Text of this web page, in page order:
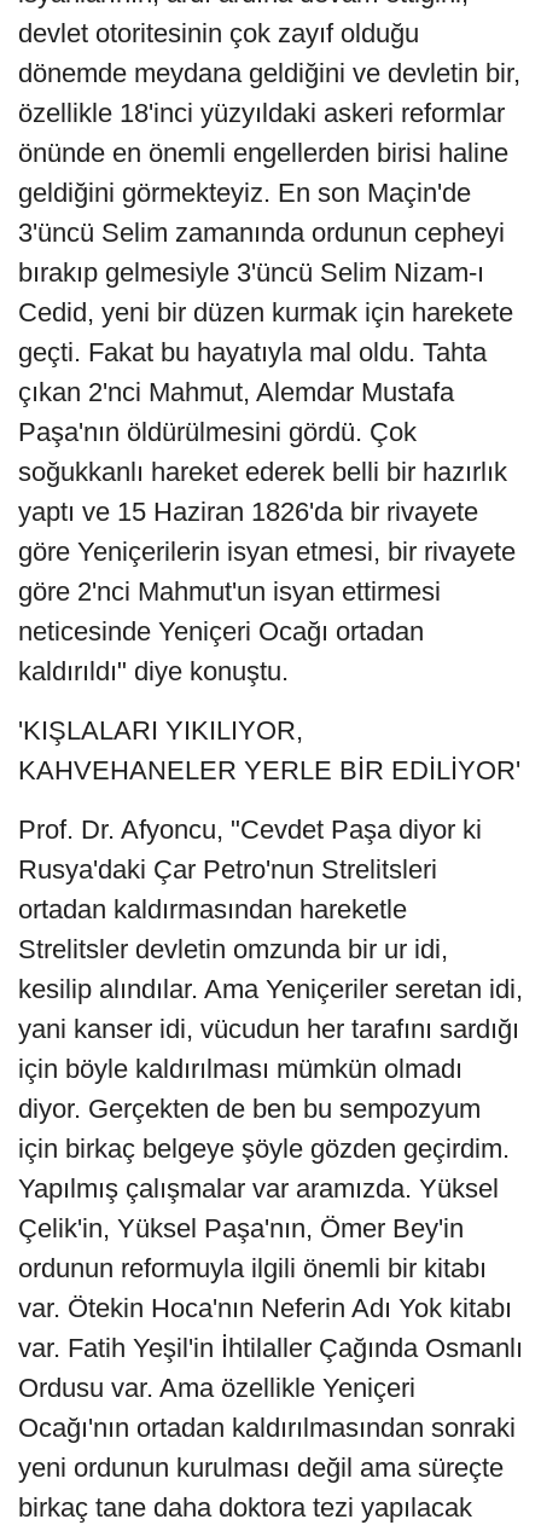
devlet otoritesinin çok zayıf olduğu
dönemde meydana geldiğini ve devletin bir,
özellikle 18'inci yüzyıldaki askeri reformlar
önünde en önemli engellerden birisi haline
geldiğini görmekteyiz. En son Maçin'de
3'üncü Selim zamanında ordunun cepheyi
bırakıp gelmesiyle 3'üncü Selim Nizam-ı
Cedid, yeni bir düzen kurmak için harekete
geçti. Fakat bu hayatıyla mal oldu. Tahta
çıkan 2'nci Mahmut, Alemdar Mustafa
Paşa'nın öldürülmesini gördü. Çok
soğukkanlı hareket ederek belli bir hazırlık
yaptı ve 15 Haziran 1826'da bir rivayete
göre Yeniçerilerin isyan etmesi, bir rivayete
göre 2'nci Mahmut'un isyan ettirmesi
neticesinde Yeniçeri Ocağı ortadan
kaldırıldı" diye konuştu.
'KIŞLALARI YIKILIYOR,
KAHVEHANELER YERLE BİR EDİLİYOR'
Prof. Dr. Afyoncu, "Cevdet Paşa diyor ki
Rusya'daki Çar Petro'nun Strelitsleri
ortadan kaldırmasından hareketle
Strelitsler devletin omzunda bir ur idi,
kesilip alındılar. Ama Yeniçeriler seretan idi,
yani kanser idi, vücudun her tarafını sardığı
için böyle kaldırılması mümkün olmadı
diyor. Gerçekten de ben bu sempozyum
için birkaç belgeye şöyle gözden geçirdim.
Yapılmış çalışmalar var aramızda. Yüksel
Çelik'in, Yüksel Paşa'nın, Ömer Bey'in
ordunun reformuyla ilgili önemli bir kitabı
var. Ötekin Hoca'nın Neferin Adı Yok kitabı
var. Fatih Yeşil'in İhtilaller Çağında Osmanlı
Ordusu var. Ama özellikle Yeniçeri
Ocağı'nın ortadan kaldırılmasından sonraki
yeni ordunun kurulması değil ama süreçte
birkaç tane daha doktora tezi yapılacak